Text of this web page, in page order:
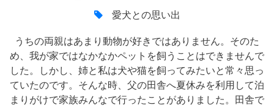
愛犬との思い出
うちの両親はあまり動物が好きではありません。そのた
め、我が家ではなかなかペットを飼うことはできませんで
した。しかし、姉と私は犬や猫を飼ってみたいと常々思っ
ていたのです。そんな時、父の田舎へ夏休みを利用して泊
まりがけで家族みんなで行ったことがありました。田舎で